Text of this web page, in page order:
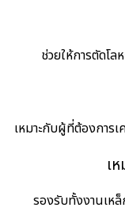
ช่วยให้การตัดโล
เหมาะกับผู้ที่ต้องการ
เ
รองรับทั้งงานเห